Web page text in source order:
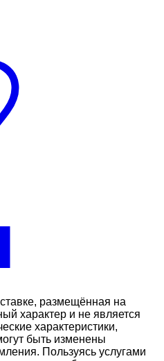
размещённая на
характер и не является
характеристики,
быть изменены
Пользуясь услугами